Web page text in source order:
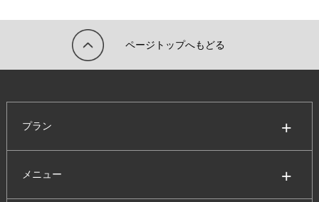
ページトップへもどる
プラン
メニュー